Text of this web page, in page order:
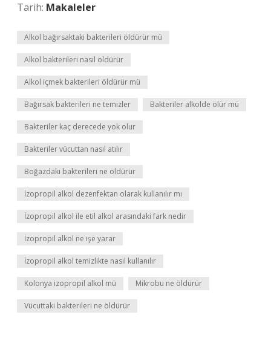
Tarih: Makaleler
Alkol bağırsaktaki bakterileri öldürür mü
Alkol bakterileri nasıl öldürür
Alkol içmek bakterileri öldürür mü
Bağırsak bakterileri ne temizler Bakteriler alkolde ölür mü
Bakteriler kaç derecede yok olur
Bakteriler vücuttan nasıl atılır
Boğazdaki bakterileri ne öldürür
İzopropil alkol dezenfektan olarak kullanılır mı
İzopropil alkol ile etil alkol arasındaki fark nedir
İzopropil alkol ne işe yarar
İzopropil alkol temizlikte nasıl kullanılır
Kolonya izopropil alkol mü Mikrobu ne öldürür
Vücuttaki bakterileri ne öldürür